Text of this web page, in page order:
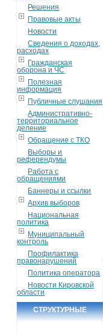
Решения
Правовые акты
Новости
Сведения о доходах,
расходах
Гражданская
оборона и ЧС
Полезная
информация
Публичные слушания
Административно-
территориальное
деление
Обращение с ТКО
Выборы и
референдумы
Работа с
обращениями
Баннеры и ссылки
Архив выборов
Национальная
политика
Муниципальный
контроль
Профилактика
правонарушений
Политика оператора
Новости Кировской
области
СТРУКТУРНЫЕ